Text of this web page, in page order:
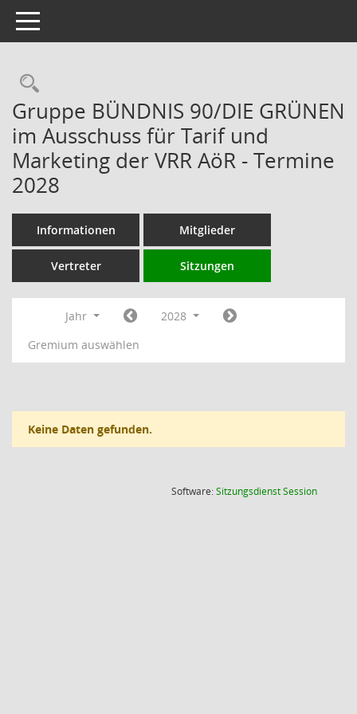
Toggle navigation
Rechercheauswahl
Gruppe BÜNDNIS 90/DIE GRÜNEN
im Ausschuss für Tarif und
Marketing der VRR AöR - Termine
2028
Informationen Mitglieder
Vertreter Sitzungen
Jahr
2028
Gremium auswählen
Keine Daten gefunden.
Software:SitzungsdienstSession(Wird in